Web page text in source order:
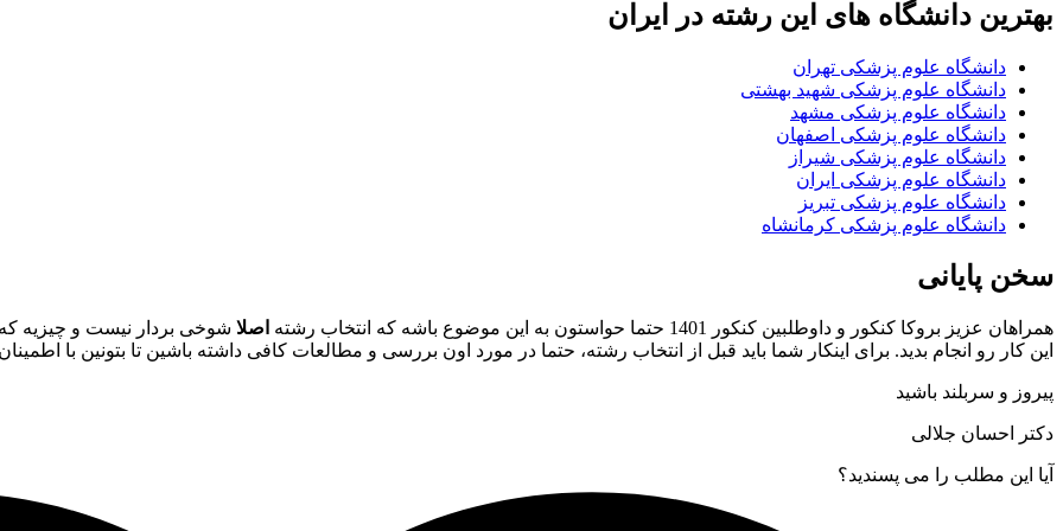
بهترین دانشگاه های این رشته در ایران
دانشگاه علوم پزشکی تهران
دانشگاه علوم پزشکی شهید بهشتی
دانشگاه علوم پزشکی مشهد
دانشگاه علوم پزشکی اصفهان
دانشگاه علوم پزشکی شیراز
دانشگاه علوم پزشکی ایران
دانشگاه علوم پزشکی تبریز
دانشگاه علوم پزشکی کرمانشاه
سخن پایانی
همراهان عزیز بروکا کنکور و داوطلبین کنکور 1401 حتما حواستون به این موضوع باشه که انتخاب رشته اصلا شوخی بردار نیست و چیزیه که
این کار رو انجام بدید. برای اینکار شما باید قبل از انتخاب رشته، حتما در مورد اون بررسی و مطالعات کافی داشته باشین تا بتونین با
پیروز و سربلند باشید
دکتر احسان جلالی
آیا این مطلب را می پسندید؟